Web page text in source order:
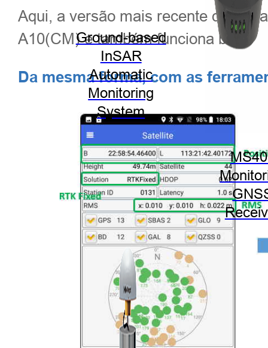
Ground-based
InSAR
Automatic
Monitoring
System
Aqui, a versão mais recente do
A10(CM) e também funciona bem.
Da mesma forma, com as